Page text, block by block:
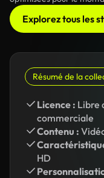
Explorez tous les
Résumé de la
Licence : Libre
commerciale
Contenu :
HD